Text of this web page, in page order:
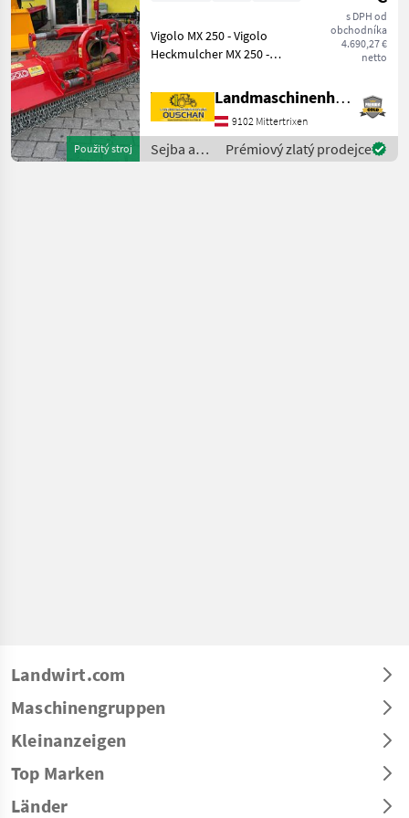
Použitý stroj
s DPH od
obchodníka
4.690,27 €
netto
Vigolo MX 250 - Vigolo
Heckmulcher MX 250 -
Hydraulischer
Seitenverschub -
Bodenstützwalze -
Freilaufgetriebe -
Gleitkuven aus Hardox -
Landmaschinenhandel Ouschan Anton
9102 Mittertrixen
Sejba a
starostlivosť
Prémiový zlatý prodejce
Landwirt.com
Maschinengruppen
Kleinanzeigen
Top Marken
Länder